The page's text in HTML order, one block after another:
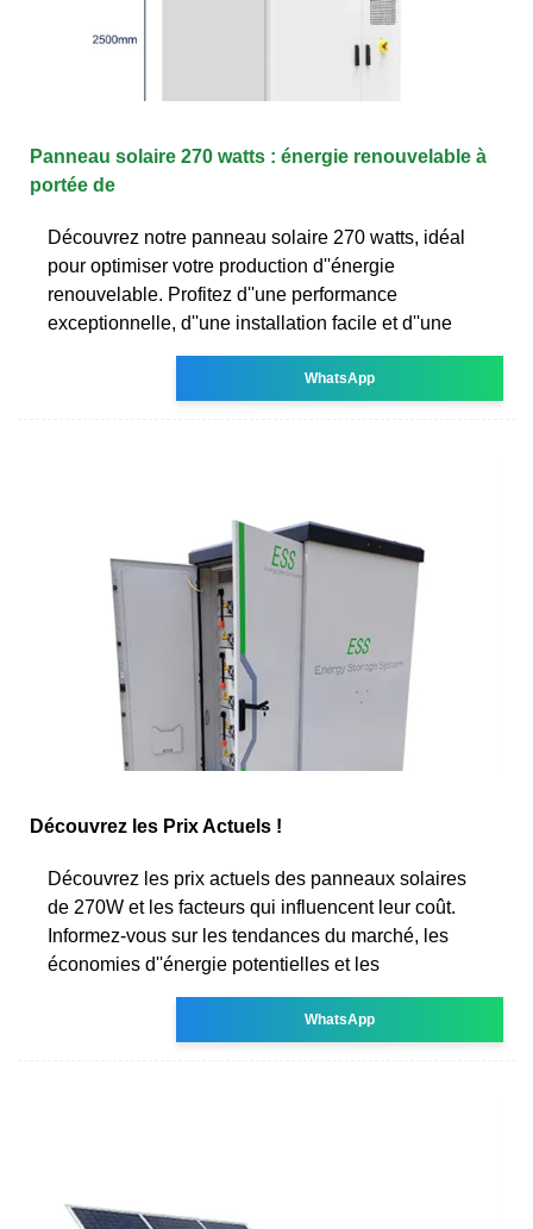
Panneau solaire 270 watts : énergie renouvelable à
portée de
Découvrez notre panneau solaire 270 watts, idéal
pour optimiser votre production d''énergie
renouvelable. Profitez d''une performance
exceptionnelle, d''une installation facile et d''une
WhatsApp
Découvrez les Prix Actuels !
Découvrez les prix actuels des panneaux solaires
de 270W et les facteurs qui influencent leur coût.
Informez-vous sur les tendances du marché, les
économies d''énergie potentielles et les
WhatsApp